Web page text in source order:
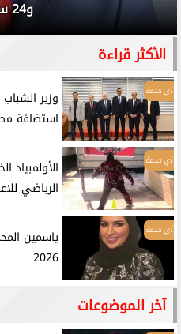
و24 سبتمبر
الأكثر قراءة
أي خدمة
وزير
استضافة
أي خدمة
الرياضي
أي خدمة
ياسمين
2026
آخر الموضوعات